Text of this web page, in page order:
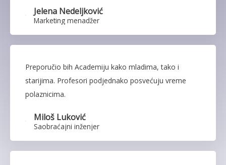
Jelena Nedeljković
Marketing menadžer
Preporučio bih Academiju kako mladima, tako i
starijima. Profesori podjednako posvećuju vreme
polaznicima.
Miloš Luković
Saobraćajni inženjer